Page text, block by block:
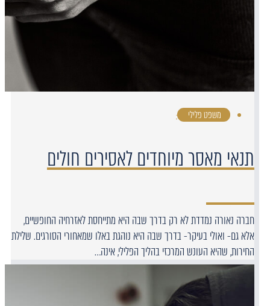
משפט פלילי ·
תנאי מאסר מיוחדים לאסירים חולים
חברה נאורה נמדדת לא רק בדרך שבה היא מתייחסת לאזרחיה החופשיים,
אלא גם- ואולי בעיקר- בדרך שבה היא נוהגת באלו שמאחורי הסורגים. שלילת
החירות, שהיא העונש המרכזי בהליך הפלילי, אינה…